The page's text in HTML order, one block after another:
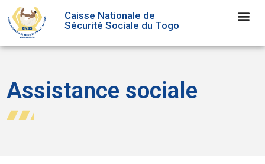
Caisse Nationale de
Sécurité Sociale du Togo
Assistance sociale